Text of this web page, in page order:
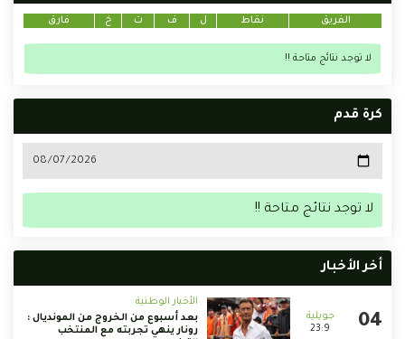
الفريق نقاط ل ف ت خ فارق
لا توجد نتائج متاحة !!
كرة قدم
لا توجد نتائج متاحة !!
أخر الأخبار
23:9
الأخبار الوطنية
بعد أسبوع من الخروج من المونديال :
رونار ينهي تجربته مع المنتخب